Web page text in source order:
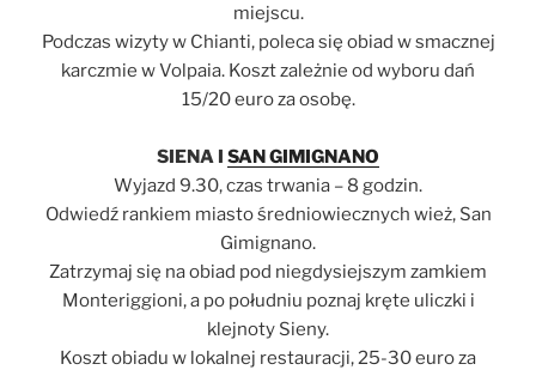
miejscu.
Podczas wizyty w Chianti, poleca się obiad w smacznej
karczmie w Volpaia. Koszt zależnie od wyboru dań
15/20 euro za osobę.
SIENA I SAN GIMIGNANO
Wyjazd 9.30, czas trwania – 8 godzin.
Odwiedź rankiem miasto średniowiecznych wież, San
Gimignano.
Zatrzymaj się na obiad pod niegdysiejszym zamkiem
Monteriggioni, a po południu poznaj kręte uliczki i
klejnoty Sieny.
Koszt obiadu w lokalnej restauracji, 25-30 euro za